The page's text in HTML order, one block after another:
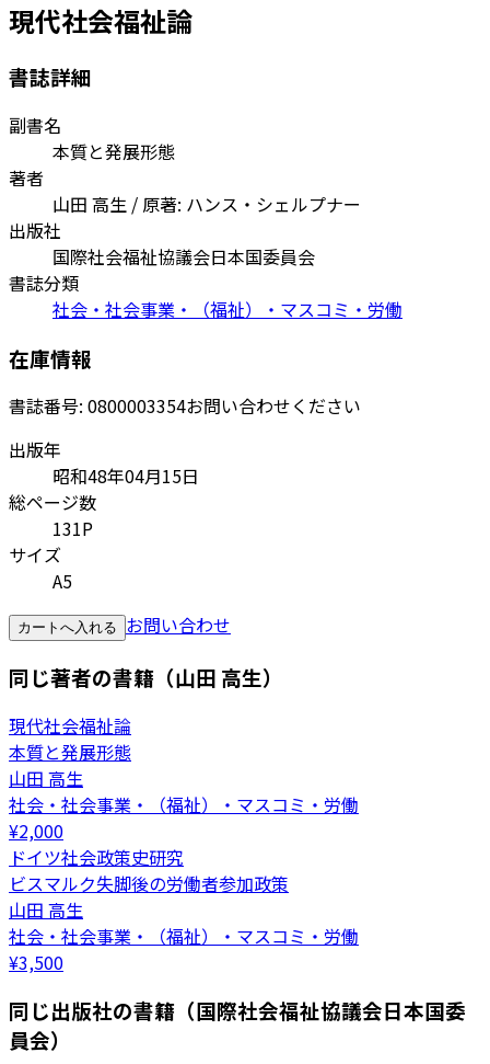
現代社会福祉論
書誌詳細
副書名
本質と発展形態
著者
山田 高生 / 原著: ハンス・シェルプナー
出版社
国際社会福祉協議会日本国委員会
書誌分類
社会・社会事業・（福祉）・マスコミ・労働
在庫情報
書誌番号: 0800003354お問い合わせください
出版年
昭和48年04月15日
総ページ数
131P
サイズ
A5
カートへ入れる お問い合わせ
同じ著者の書籍（山田 高生）
現代社会福祉論
本質と発展形態
山田 高生
社会・社会事業・（福祉）・マスコミ・労働
¥2,000
ドイツ社会政策史研究
ビスマルク失脚後の労働者参加政策
山田 高生
社会・社会事業・（福祉）・マスコミ・労働
¥3,500
同じ出版社の書籍（国際社会福祉協議会日本国委
員会）